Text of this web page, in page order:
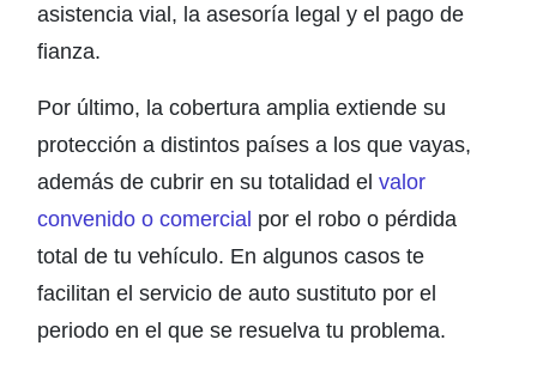
asistencia vial, la asesoría legal y el pago de
fianza.
Por último, la cobertura amplia extiende su
protección a distintos países a los que vayas,
además de cubrir en su totalidad el valor
convenido o comercial por el robo o pérdida
total de tu vehículo. En algunos casos te
facilitan el servicio de auto sustituto por el
periodo en el que se resuelva tu problema.